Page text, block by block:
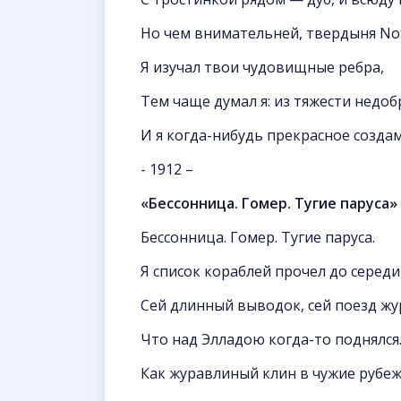
Но чем внимательней, твердыня
Я изучал твои чудовищные ребра,
Тем чаще думал я: из тяжести
И я когда-нибудь прекрасное
- 1912 –
«Бессонница. Гомер. Тугие паруса»
Бессонница. Гомер. Тугие паруса.
Я список кораблей прочел до
Сей длинный выводок, сей поезд
Что над Элладою когда-то поднялся.
Как журавлиный клин в чужие